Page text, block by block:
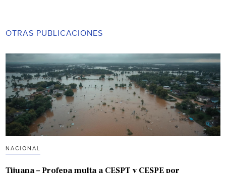
OTRAS PUBLICACIONES
NACIONAL
Tijuana – Profepa multa a CESPT y CESPE por